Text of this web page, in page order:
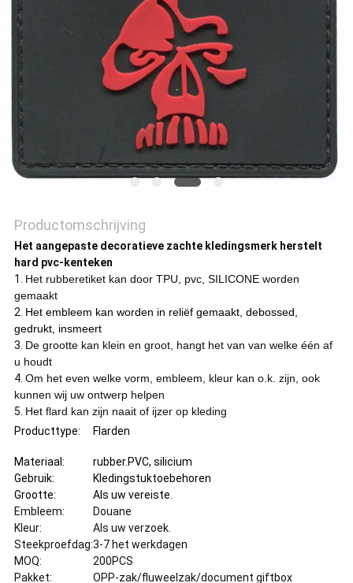
Productomschrijving
Het aangepaste decoratieve zachte kledingsmerk herstelt
hard pvc-kenteken
1. Het rubberetiket kan door TPU, pvc, SILICONE worden
gemaakt
2. Het embleem kan worden in reliëf gemaakt, debossed,
gedrukt, insmeert
3. De grootte kan klein en groot, hangt het van van welke één af
u houdt
4. Om het even welke vorm, embleem, kleur kan o.k. zijn, ook
kunnen wij uw ontwerp helpen
5. Het flard kan zijn naait of ijzer op kleding
Producttype:
Flarden
Materiaal:
rubber.PVC, silicium
Gebruik:
Kledingstuktoebehoren
Grootte:
Als uw vereiste.
Embleem:
Douane
Kleur:
Als uw verzoek.
Steekproefdag:3-7 het werkdagen
MOQ:
200PCS
Pakket:
OPP-zak/fluweelzak/document giftbox